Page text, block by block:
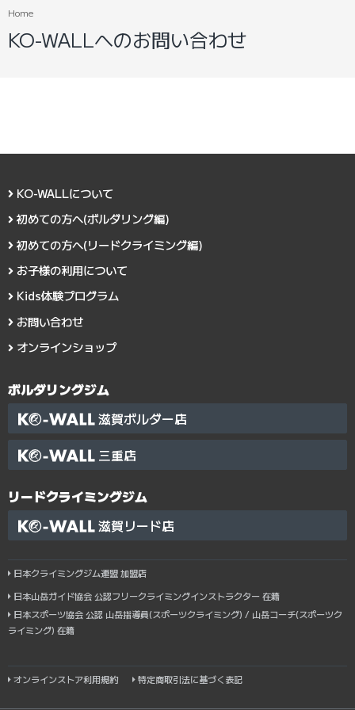
Home
KO-WALLへのお問い合わせ
KO-WALLについて
初めての方へ(ボルダリング編)
初めての方へ(リードクライミング編)
お子様の利用について
Kids体験プログラム
お問い合わせ
オンラインショップ
ボルダリングジム
滋賀ボルダー店
三重店
リードクライミングジム
滋賀リード店
日本クライミングジム連盟 加盟店
日本山岳ガイド協会 公認フリークライミングインストラクター 在籍
日本スポーツ協会 公認 山岳指導員(スポーツクライミング) / 山岳コーチ(スポーツク
ライミング) 在籍
オンラインストア利用規約 特定商取引法に基づく表記